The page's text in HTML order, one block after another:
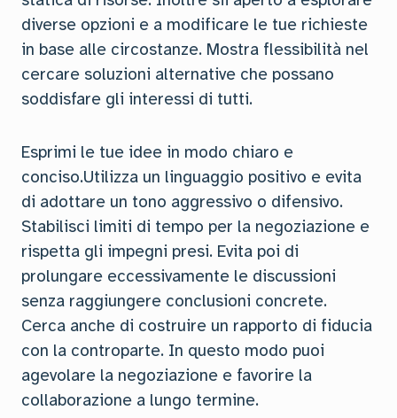
diverse opzioni e a modificare le tue richieste
in base alle circostanze. Mostra flessibilità nel
cercare soluzioni alternative che possano
soddisfare gli interessi di tutti.
Esprimi le tue idee in modo chiaro e
conciso.Utilizza un linguaggio positivo e evita
di adottare un tono aggressivo o difensivo.
Stabilisci limiti di tempo per la negoziazione e
rispetta gli impegni presi. Evita poi di
prolungare eccessivamente le discussioni
senza raggiungere conclusioni concrete.
Cerca anche di costruire un rapporto di fiducia
con la controparte. In questo modo puoi
agevolare la negoziazione e favorire la
collaborazione a lungo termine.